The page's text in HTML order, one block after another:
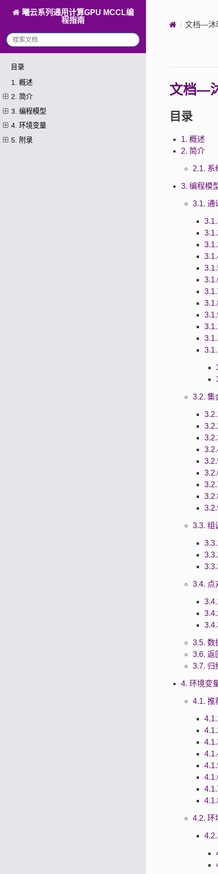
曦云系列通用计算GPU MCCL编
程指南
目录
1. 概述
2. 简介
3. 编程模型
4. 环境变量
5. 附录
文档—沐
文档—
目录
1. 概述
2. 简介
2.1. 系
3. 编程模
3.1. 通
3.2. 集
3.3. 组
3.4. 点
3.5. 数
3.6. 返
3.7. 归
4. 环境变
4.1. 推
4.2. 环